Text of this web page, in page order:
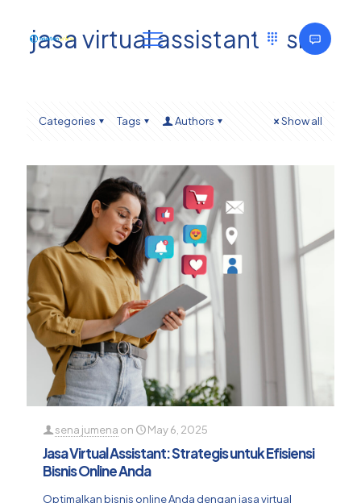
jasa virtual assistant bisnis
Categories Tags Authors Show all
sena jumena on May 6, 2025
Jasa Virtual Assistant: Strategis untuk Efisiensi
Bisnis Online Anda
Optimalkan bisnis online Anda dengan jasa virtual